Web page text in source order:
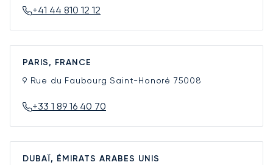
+41 44 810 12 12
PARIS, FRANCE
9 Rue du Faubourg Saint-Honoré 75008
+33 1 89 16 40 70
DUBAÏ, ÉMIRATS ARABES UNIS